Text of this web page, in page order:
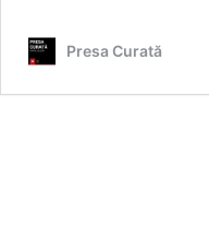
Presa Curată